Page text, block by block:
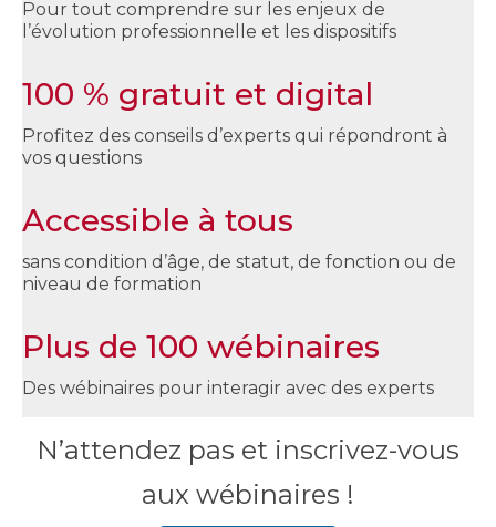
Pour tout comprendre sur les enjeux de
l’évolution professionnelle et les dispositifs
100 % gratuit et digital
Profitez des conseils d’experts qui répondront à
vos questions
Accessible à tous
sans condition d’âge, de statut, de fonction ou de
niveau de formation
Plus de 100 wébinaires
Des wébinaires pour interagir avec des experts
N’attendez pas et inscrivez-vous
aux wébinaires !